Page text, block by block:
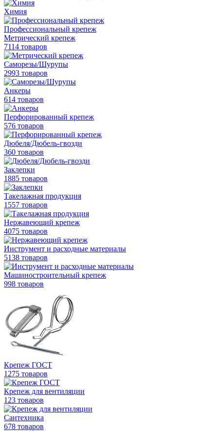
Химия
Профессиональный крепеж
Метрический крепеж
7114 товаров
Саморезы/Шурупы
2993 товаров
Анкеры
614 товаров
Перфорированный крепеж
576 товаров
Дюбеля/Дюбель-гвозди
360 товаров
Заклепки
1885 товаров
Такелажная продукция
1557 товаров
Нержавеющий крепеж
4075 товаров
Инструмент и расходные материалы
5138 товаров
Машиностроительный крепеж
998 товаров
Крепеж ГОСТ
1275 товаров
Крепеж для вентиляции
123 товаров
Сантехника
678 товаров